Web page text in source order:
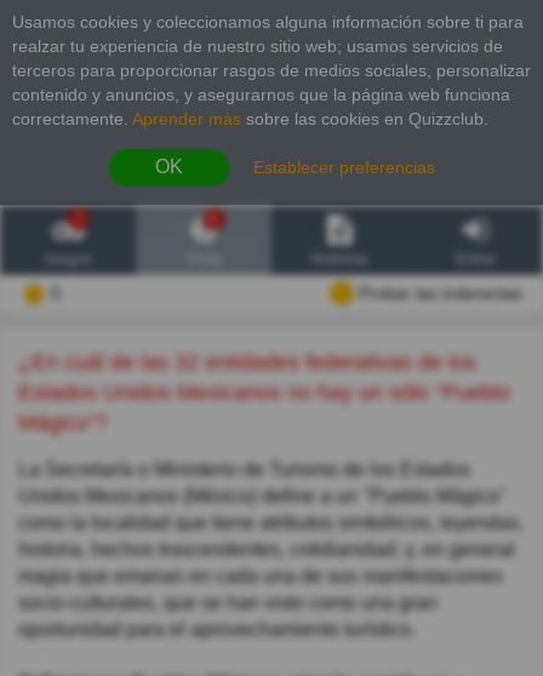
Usamos cookies y coleccionamos alguna información sobre ti para
realzar tu experiencia de nuestro sitio web; usamos servicios de
terceros para proporcionar rasgos de medios sociales, personalizar
contenido y anuncios, y asegurarnos que la página web funciona
correctamente. Aprender más sobre las cookies en Quizzclub.
OK Establecer preferencias
2
Probar las inderectas
¿En cuál de las 32 entidades federativas de los
Estados Unidos Mexicanos no hay un sólo "Pueblo
Mágico"?
La Secretaría o Ministerio de Turismo de los Estados
Unidos Mexicanos (México) define a un "Pueblo Mágico"
como la localidad que tiene atributos simbólicos, leyendas,
historia, hechos trascendentes, cotidianidad; y, en general
magia que emanan en cada una de sus manifestaciones
socio-culturales, que se han visto como una gran
oportunidad para el aprovechamiento turístico.